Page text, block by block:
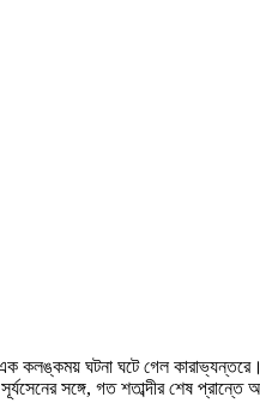
কলঙ্কময় ঘটনা ঘটে গেল
সঙ্গে, গত শতাব্দীর শেষ